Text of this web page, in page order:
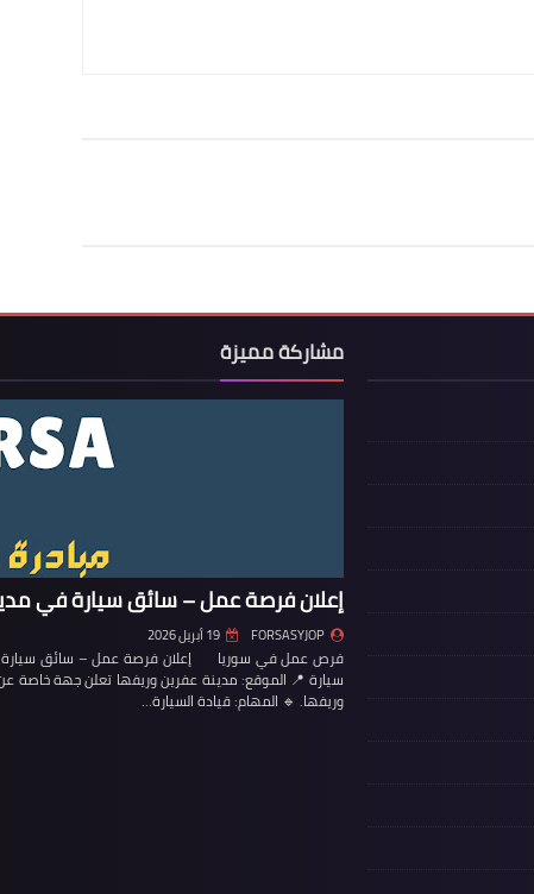
مشاركة مميزة
إعلان فرصة عمل – سائق سيارة في
FORSASYJOP 19 أبريل 2026
فرص عمل في سوريا إعلان فرصة عمل – سائق سيارة
سيارة 📍 الموقع: مدينة عفرين وريفها تعلن جهة
وريفها. 🔹 المهام: قيادة السيارة…